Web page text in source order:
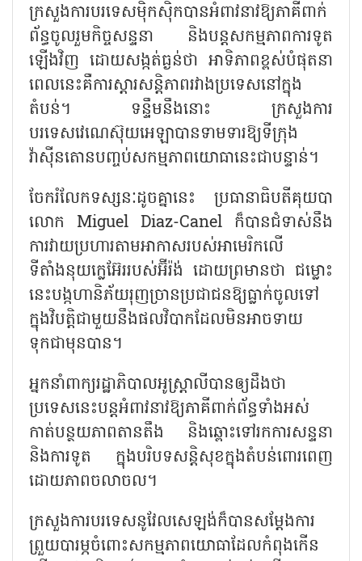
ក្រសួងការបរទេសម៉ិកស៊ិកបានអំពាវនាវឱ្យភាគីពាក់
ព័ន្ធចូលរួមកិច្ចសន្ទនា និងបន្តសកម្មភាពការទូត
ឡើងវិញ ដោយសង្កត់ធ្ងន់ថា អាទិភាពខ្ពស់បំផុតនា
ពេលនេះគឺការស្តារសន្តិភាពរវាងប្រទេសនៅក្នុង
តំបន់។ ទន្ទឹមនឹងនោះ ក្រសួងការ
បរទេសវេណេស៊ុយអេឡាបានទាមទារឱ្យទីក្រុង
វ៉ាស៊ីនតោនបញ្ចប់សកម្មភាពយោធានេះជាបន្ទាន់។
ចែករំលែកទស្សនៈដូចគ្នានេះ ប្រធានាធិបតីគុយបា
លោក Miguel Diaz-Canel ក៏បានជំទាស់នឹង
ការវាយប្រហារតាមអាកាសរបស់អាមេរិកលើ
ទីតាំងនុយក្លេអ៊ែររបស់អ៊ីរ៉ង់ ដោយព្រមានថា ជម្លោះ
នេះបង្កហានិភ័យរុញច្រានប្រជាជនឱ្យធ្លាក់ចូលទៅ
ក្នុងវិបត្តិជាមួយនឹងផលវិបាកដែលមិនអាចទាយ
ទុកជាមុនបាន។
អ្នកនាំពាក្យរដ្ឋាភិបាលអូស្ត្រាលីបានឲ្យដឹងថា
ប្រទេសនេះបន្តអំពាវនាវឱ្យភាគីពាក់ព័ន្ធទាំងអស់
កាត់បន្ថយភាពតានតឹង និងឆ្ពោះទៅរកការសន្ទនា
និងការទូត ក្នុងបរិបទសន្តិសុខក្នុងតំបន់ពោរពេញ
ដោយភាពចលាចល។
ក្រសួងការបរទេសនូវែលសេឡង់ក៏បានសម្តែងការ
ព្រួយបារម្ភចំពោះសកម្មភាពយោធាដែលកំពុងកើន